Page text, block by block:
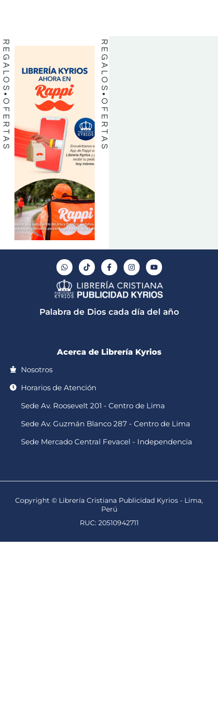
REGALOS
OFERTAS
REGALOS
OFERTAS
W
h
a
t
s
a
p
T
i
k
t
o
k
F
a
c
e
b
o
k
I
n
s
t
a
g
a
Y
o
u
t
u
b
Palabra de Dios cada día del año
Acerca de Librería Kyrios
Nosotros
Horarios de Atención
Sede Av. Roosevelt 201 - Centro de Lima
Sede Av. Guzmán Blanco 287 - Centro de Lima
Sede Mercado Central Fevacel - Independencia
Copyright © Librería Cristiana Publicidad Kyrios - Lima,
Perú
RUC: 20510942711